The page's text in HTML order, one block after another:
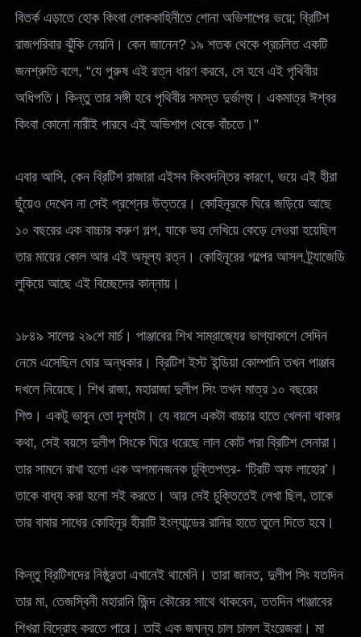
বিতর্ক এড়াতে হোক কিংবা লোককাহিনীতে শোনা অভিশাপের ভয়ে; ব্রিটিশ
রাজপরিবার ঝুঁকি নেয়নি। কেন জানেন? ১৯ শতক থেকে প্রচলিত একটি
জনশ্রুতি বলে, “যে পুরুষ এই রত্ন ধারণ করবে, সে হবে এই পৃথিবীর
অধিপতি। কিন্তু তার সঙ্গী হবে পৃথিবীর সমস্ত দুর্ভাগ্য। একমাত্র ঈশ্বর
কিংবা কোনো নারীই পারবে এই অভিশাপ থেকে বাঁচতে।”
এবার আসি, কেন ব্রিটিশ রাজারা এইসব কিংবদন্তির কারণে, ভয়ে এই হীরা
ছুঁয়েও দেখেন না সেই প্রশ্নের উত্তরে। কোহিনূরকে ঘিরে জড়িয়ে আছে
১০ বছরের এক বাচ্চার করুণ গল্প, যাকে ভয় দেখিয়ে কেড়ে নেওয়া হয়েছিল
তার মায়ের কোল আর এই অমূল্য রত্ন। কোহিনূরের গল্পের আসল ট্র্যাজেডি
লুকিয়ে আছে এই বিচ্ছেদের কান্নায়।
১৮৪৯ সালের ২৯শে মার্চ। পাঞ্জাবের শিখ সাম্রাজ্যের ভাগ্যাকাশে সেদিন
নেমে এসেছিল ঘোর অন্ধকার। ব্রিটিশ ইস্ট ইন্ডিয়া কোম্পানি তখন পাঞ্জাব
দখলে নিয়েছে। শিখ রাজা, মহারাজা দুলীপ সিং তখন মাত্র ১০ বছরের
শিশু। একটু ভাবুন তো দৃশ্যটা। যে বয়সে একটা বাচ্চার হাতে খেলনা থাকার
কথা, সেই বয়সে দুলীপ সিংকে ঘিরে ধরেছে লাল কোট পরা ব্রিটিশ সেনারা।
তার সামনে রাখা হলো এক অপমানজনক চুক্তিপত্র- ‘ট্রিটি অফ লাহোর’।
তাকে বাধ্য করা হলো সই করতে। আর সেই চুক্তিতেই লেখা ছিল, তাকে
তার বাবার সাধের কোহিনূর হীরাটি ইংল্যান্ডের রানির হাতে তুলে দিতে হবে।
কিন্তু ব্রিটিশদের নিষ্ঠুরতা এখানেই থামেনি। তারা জানত, দুলীপ সিং যতদিন
তার মা, তেজস্বিনী মহারানি জিন্দ কৌরের সাথে থাকবেন, ততদিন পাঞ্জাবের
শিখরা বিদ্রোহ করতে পারে। তাই এক জঘন্য চাল চালল ইংরেজরা। মা